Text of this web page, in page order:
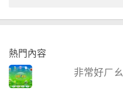
熱門內容
非常好ㄏ